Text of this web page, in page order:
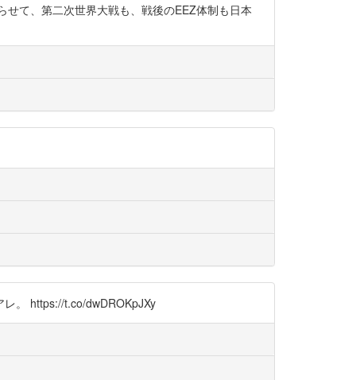
て、第二次世界大戦も、戦後のEEZ体制も日本
。 https://t.co/dwDROKpJXy